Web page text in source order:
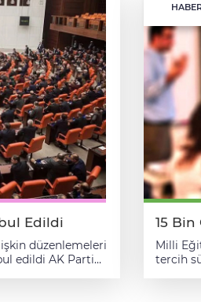
Edildi
amacıyla o yıla ait merkezi yönetim bütçesinde gerekli ödenek ilgili üniversite bütçesine tahsis edilecek. Birlikte kullanımdaki bir sağlık tesisinin birden fazla üniversite ile protokol akdetmiş olması halinde ise yüzde 2,5 oranı, üniversitelerin birlikte kullanımdaki sağlık tesisinde görevlendirdiği öğretim elemanı sayısıyla orantılı şekilde bölünerek hesaplanacak. Bu kapsamda yürütülecek işlemlere ilişkin usul ve esaslar Hazine ve Maliye Bakanlığı ile Sağlık Bakanlığının uygun görüşü alınarak Yükseköğretim Kurulu tarafından çıkarılacak yönetmelikle belirlenecek. Kanun teklifinden bir madde çıkarıldı Komisyonda kabul edilen önergeyle, Sağlık Bakanlığına Bağlı Sağlık Kurumları ile Esenlendirme (Rehabilitasyon) Tesislerine Verilecek Döner Sermaye Hakkında Kanun'da düzenlenen, Sağlık Bakanlığına bağlı sağlık tesislerinin yükseköğretim kurumlarının tıp fakülteleriyle kullanımında bilimsel araştırma projelerine aktarılacak döner sermaye payının belirlenmesine ilişkin hüküm, kanun teklifinden çıkarıldı. Kanunla kurulan yükseköğretim kurumları, eğitim ve öğretime Yükseköğretim Kurulunun kararıyla başlayacak TBMM Milli Eğitim, Kültür, Gençlik ve Spor Komisyonunda kabul edilen teklifle Yükseköğretim Kanunu'nda değişikliğe gidiliyor. Buna göre, devlet veya vakıf ayrımı yapılmaksızın kanunla kurulan yükseköğretim kurumları, eğitim ve öğretime Yükseköğretim Kurulunun kararıyla başlayacak. Eğitim ve öğretime başlayan akademik birimler, sonradan ortaya çıkan sebeplerle ve ilgisine göre fakülte, enstitü ve yüksekokullar Cumhurbaşkanı kararı ile konservatuvar, meslek yüksekokulu, uygulama ve araştırma merkezi gibi akademik birimler ise Yükseköğretim Kurulu (YÖK) kararı ile kapatılabilecek. Vakıf yükseköğretim kurumlarına uygulanacak idari yaptırım ve önlemlerle ilgili olarak kanuni düzenleme yapılıyor. Bu kapsamda, vakıf yükseköğretim kurumlarına fiil ve işlemlerinin ağırlık derecesine göre hangi şartlarda, uyarma veya uyarma ve düzeltme isteme, yeni akademik birim kurma ve/veya program açma taleplerinin askıya alınması, öğrenci kontenjanının kısıtlanması veya öğrenci alımının durdurulması, faaliyet izninin geçici olarak durdurulması ve faaliyet izninin kaldırılması önlemleri ve yaptırımları uygulanabileceği belirleniyor. Faaliyet izninin geçici olarak durdurulması yaptırımının uygulanmasına yol açan gerekçeleri kurucu vakfın 3 yıl içinde ortadan kaldıramaması, bu durumun süreklilik arz ettiğinin anlaşılması hallerinde kaçınılmaz olarak vakıf yükseköğretim kurumunun faaliyet izni kaldırılacak. Vakıf yükseköğretim kurumunun ve kurucu vakfın mali yapısının, eğitim ve öğretim faaliyetlerini sürdüremeyecek kadar bozulması ve bu durumun süreklilik arz etmesi halinde, vakıf yükseköğretim kurumu, faaliyet izni kaldırılarak garantör veya YÖK'ün uygun bulacağı aynı ildeki bir devlet üniversitesine devredilecek. Garantör üniversite, faaliyet izni kaldırılan vakıf yükseköğretim kurumunun öğrencilerinin eğitim ve öğretim maliyetini, devraldığı öğrenci ücretleri ile teminat hesabından karşılayacak, ayrıca kamu kaynağı kullanmayacak. Yükseköğretim kurumları yönetim kurulları, masrafları Teknoloji Transfer Ofisleri (TTO) sermayesinden karşılanmak şartıyla Sınai Mülkiyet Kanunu kapsamındaki hizmet buluşlarının hak sahipliğinin TTO adına devrine karar verebilecek. Bu durumda yükseköğretim kurumunun ilgili mevzu
15 Bin
Milli
tercih süreci